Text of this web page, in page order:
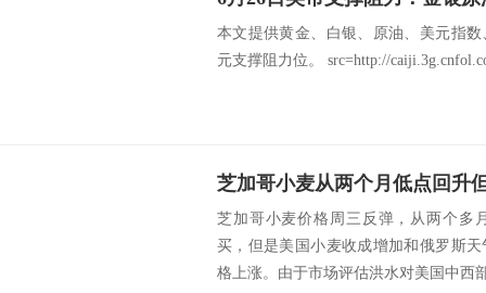
本文提供黄金、白银、原油、美元指
元支撑阻力位。 src=http://
芝加哥小麦价格周三反弹，从两个多
买，但是美国小麦收成增加和俄罗斯
格上涨。由于市场评估洪水对美国中西